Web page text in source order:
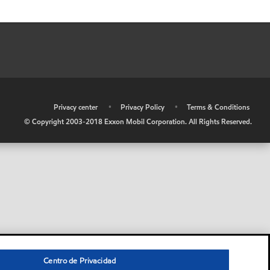
Privacy center • Privacy Policy •
Terms & Conditions
© Copyright 2003-2018 Exxon Mobil Corporation. All Rights Reserved.
Centro de Privacidad